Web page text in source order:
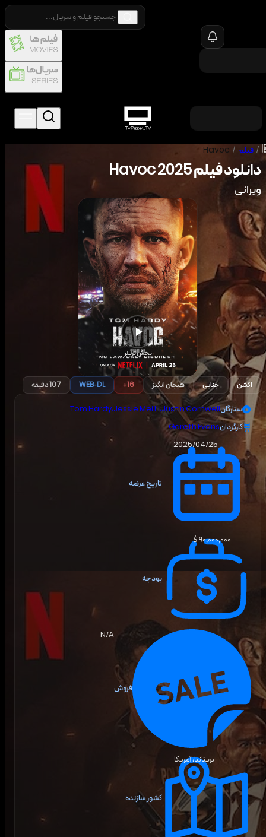
/ فیلم /
Havoc
دانلود فیلم2025
Havoc
ویرانی
پخش تریلر
اکشن جنایی هیجان انگیز 16+
WEB-DL 107 دقیقه
ستارگان Tom Hardy،Jessie Mei Li،Justin Cornwell
کارگردانGareth Evans
تاریخ عرضه
2025/04/25
بودجه
۹۰٬۰۰۰٬۰۰۰ $
فروش
N/A
کشور سازنده
بریتانیا، آمریکا